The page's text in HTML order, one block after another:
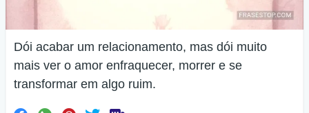
Dói acabar um relacionamento, mas dói muito
mais ver o amor enfraquecer, morrer e se
transformar em algo ruim.